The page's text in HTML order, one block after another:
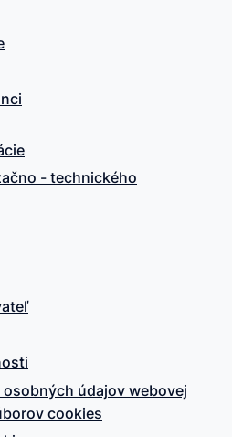
- technického
osobných údajov webovej
cookies